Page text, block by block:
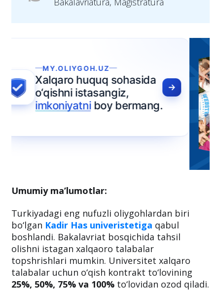
Umumiy ma’lumotlar:
Turkiyadagi eng nufuzli oliygohlardan biri
bo‘lgan Kadir Has univeristetiga qabul
boshlandi. Bakalavriat bosqichida tahsil
olishni istagan xalqaoro talabalar
topshrishlari mumkin. Universitet xalqaro
talabalar uchun o‘qish kontrakt to‘lovining
25%, 50%, 75% va 100% to‘lovidan ozod qiladi.